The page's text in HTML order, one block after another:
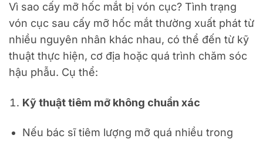
Vì sao cấy mỡ hốc mắt bị vón cục? Tình trạng
vón cục sau cấy mỡ hốc mắt thường xuất phát từ
nhiều nguyên nhân khác nhau, có thể đến từ kỹ
thuật thực hiện, cơ địa hoặc quá trình chăm sóc
hậu phẫu. Cụ thể:
Kỹ thuật tiêm mỡ không chuẩn xác
Nếu bác sĩ tiêm lượng mỡ quá nhiều trong